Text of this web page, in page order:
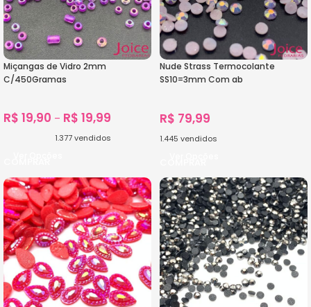
Miçangas de Vidro 2mm
C/450Gramas
R$ 19,90 – R$ 19,99
1.377vendidos
Nude Strass Termocolante
SS10=3mm Com ab
R$ 79,99
1.445 vendidos